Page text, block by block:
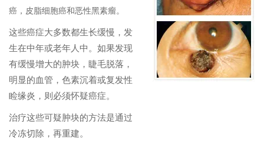
癌，皮脂细胞癌和恶性黑素瘤。
这些癌症大多数都生长缓慢，发
生在中年或老年人中。如果发现
有缓慢增大的肿块，睫毛脱落，
明显的血管，色素沉着或复发性
睑缘炎，则必须怀疑癌症。
治疗这些可疑肿块的方法是通过
冷冻切除，再重建。